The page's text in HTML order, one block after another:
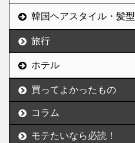
韓国ヘアスタイル・髪型
旅行
ホテル
買ってよかったもの
コラム
モテたいなら必読！